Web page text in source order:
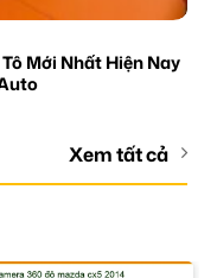
Mới Nhất Hiện Nay
Xem tất cả